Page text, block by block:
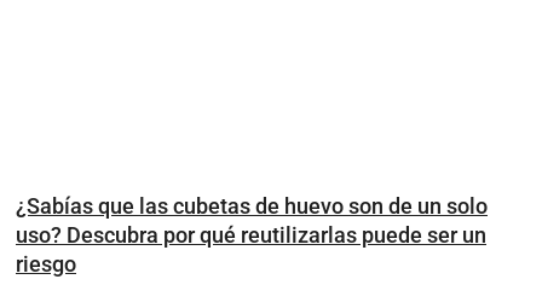
¿Sabías que las cubetas de huevo son de un solo
uso? Descubra por qué reutilizarlas puede ser un
riesgo